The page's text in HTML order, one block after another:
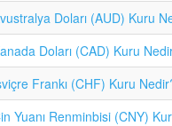
Doları (AUD) Kuru
Doları (CAD) Kuru
Frankı (CHF) Kuru
Yuanı Renminbisi (CNY)